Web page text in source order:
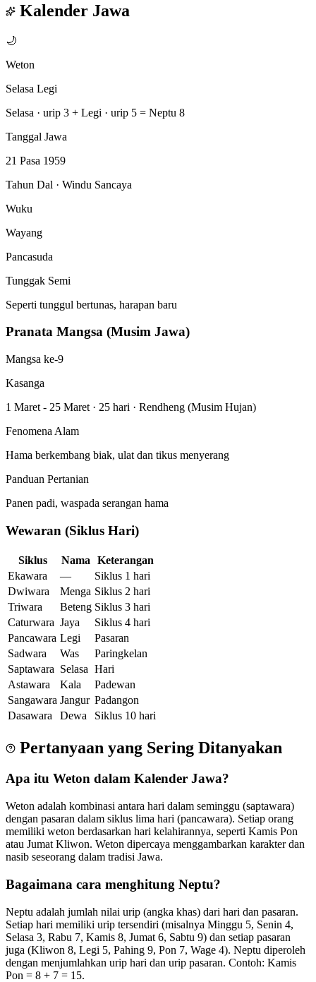
Kalender Jawa
🌙
Weton
Selasa Legi
Selasa · urip 3 + Legi · urip 5 = Neptu 8
Tanggal Jawa
21 Pasa 1959
Tahun Dal · Windu Sancaya
Wuku
Wayang
Pancasuda
Tunggak Semi
Seperti tunggul bertunas, harapan baru
Pranata Mangsa (Musim Jawa)
Mangsa ke-9
Kasanga
1 Maret - 25 Maret · 25 hari · Rendheng (Musim Hujan)
Fenomena Alam
Hama berkembang biak, ulat dan tikus menyerang
Panduan Pertanian
Panen padi, waspada serangan hama
Wewaran (Siklus Hari)
Siklus Nama
Keterangan
Ekawara
—
Siklus 1 hari
Dwiwara
Menga Siklus 2 hari
Triwara
Beteng Siklus 3 hari
Caturwara Jaya
Siklus 4 hari
Pancawara Legi
Pasaran
Sadwara
Was
Paringkelan
Saptawara Selasa Hari
Astawara
Kala
Padewan
Sangawara Jangur Padangon
Dasawara
Dewa Siklus 10 hari
Pertanyaan yang Sering Ditanyakan
Apa itu Weton dalam Kalender Jawa?
Weton adalah kombinasi antara hari dalam seminggu (saptawara)
dengan pasaran dalam siklus lima hari (pancawara). Setiap orang
memiliki weton berdasarkan hari kelahirannya, seperti Kamis Pon
atau Jumat Kliwon. Weton dipercaya menggambarkan karakter dan
nasib seseorang dalam tradisi Jawa.
Bagaimana cara menghitung Neptu?
Neptu adalah jumlah nilai urip (angka khas) dari hari dan pasaran.
Setiap hari memiliki urip tersendiri (misalnya Minggu 5, Senin 4,
Selasa 3, Rabu 7, Kamis 8, Jumat 6, Sabtu 9) dan setiap pasaran
juga (Kliwon 8, Legi 5, Pahing 9, Pon 7, Wage 4). Neptu diperoleh
dengan menjumlahkan urip hari dan urip pasaran. Contoh: Kamis
Pon = 8 + 7 = 15.